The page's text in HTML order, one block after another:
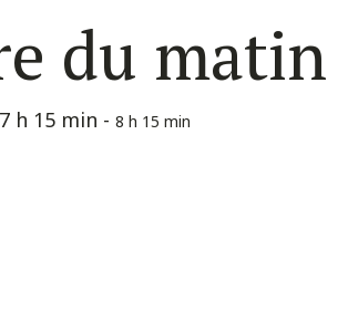
du matin
h 15 min - 8 h 15 min